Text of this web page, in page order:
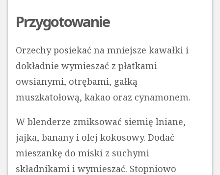
Przygotowanie
Orzechy posiekać na mniejsze kawałki i
dokładnie wymieszać z płatkami
owsianymi, otrębami, gałką
muszkatołową, kakao oraz cynamonem.
W blenderze zmiksować siemię lniane,
jajka, banany i olej kokosowy. Dodać
mieszankę do miski z suchymi
składnikami i wymieszać. Stopniowo